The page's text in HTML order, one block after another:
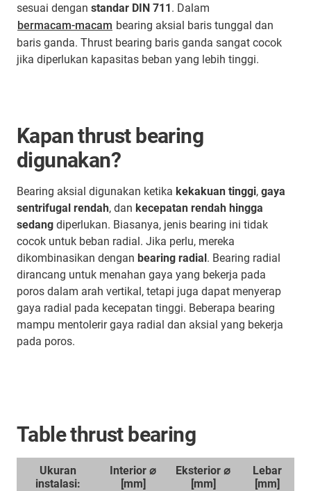
sesuai dengan standar DIN 711. Dalam
bermacam-macam bearing aksial baris tunggal dan
baris ganda. Thrust bearing baris ganda sangat cocok
jika diperlukan kapasitas beban yang lebih tinggi.
Kapan thrust bearing
digunakan?
Bearing aksial digunakan ketika kekakuan tinggi, gaya
sentrifugal rendah, dan kecepatan rendah hingga
sedang diperlukan. Biasanya, jenis bearing ini tidak
cocok untuk beban radial. Jika perlu, mereka
dikombinasikan dengan bearing radial. Bearing radial
dirancang untuk menahan gaya yang bekerja pada
poros dalam arah vertikal, tetapi juga dapat menyerap
gaya radial pada kecepatan tinggi. Beberapa bearing
mampu mentolerir gaya radial dan aksial yang bekerja
pada poros.
Table thrust bearing
Ukuran
instalasi:
Interior ⌀
[mm]
Eksterior ⌀
[mm]
Lebar
[mm]